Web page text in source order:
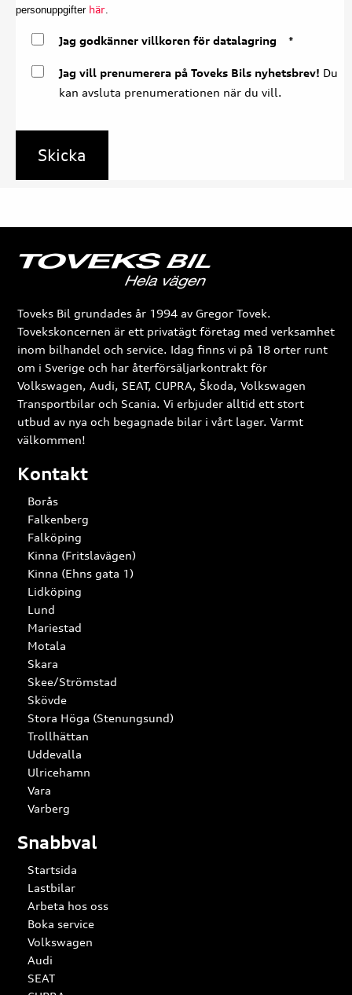
personuppgifter här
Jag godkänner villkoren för datalagring *
Jag vill prenumerera på Toveks Bils nyhetsbrev! Du
kan avsluta prenumerationen när du vill.
Toveks Bil grundades år 1994 av Gregor Tovek.
Tovekskoncernen är ett privatägt företag med verksamhet
inom bilhandel och service. Idag finns vi på 18 orter runt
om i Sverige och har återförsäljarkontrakt för
Volkswagen, Audi, SEAT, CUPRA, Škoda, Volkswagen
Transportbilar och Scania. Vi erbjuder alltid ett stort
utbud av nya och begagnade bilar i vårt lager. Varmt
välkommen!
Kontakt
Borås
Falkenberg
Falköping
Kinna (Fritslavägen)
Kinna (Ehns gata 1)
Lidköping
Lund
Mariestad
Motala
Skara
Skee/Strömstad
Skövde
Stora Höga (Stenungsund)
Trollhättan
Uddevalla
Ulricehamn
Vara
Varberg
Snabbval
Startsida
Lastbilar
Arbeta hos oss
Boka service
Volkswagen
Audi
SEAT